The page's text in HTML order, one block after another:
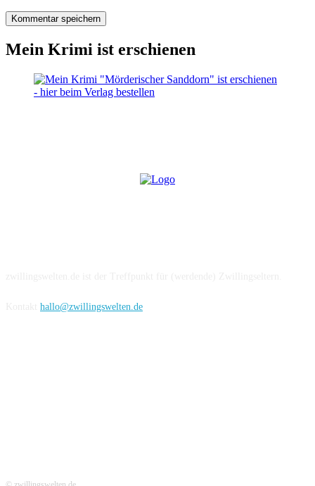
Mein Krimi ist erschienen
hallo@zwillingswelten.de